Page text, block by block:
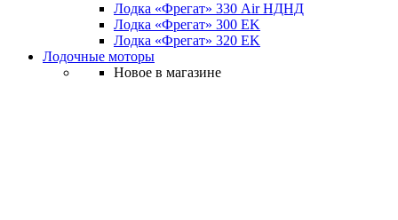
Лодка «Фрегат» 330 Air НДНД
Лодка «Фрегат» 300 ЕK
Лодка «Фрегат» 320 ЕK
Лодочные моторы
Новое в магазине